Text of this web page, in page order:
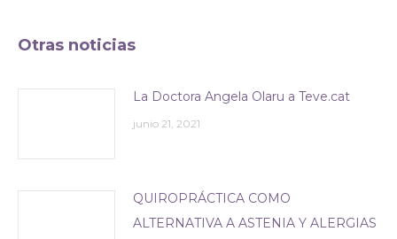
Otras noticias
La Doctora Angela Olaru a Teve.cat
junio 21, 2021
QUIROPRÁCTICA COMO
ALTERNATIVA A ASTENIA Y ALERGIAS